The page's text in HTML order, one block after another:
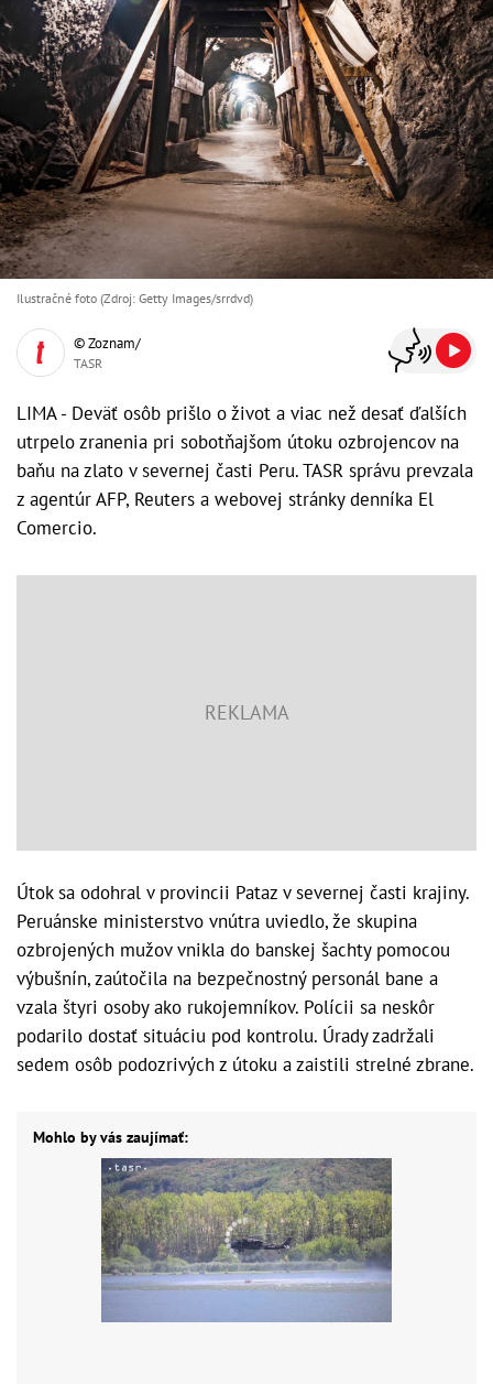
Ilustračné foto (Zdroj: Getty Images/srrdvd)
© Zoznam/
TASR
LIMA - Deväť osôb prišlo o život a viac než desať ďalších
utrpelo zranenia pri sobotňajšom útoku ozbrojencov na
baňu na zlato v severnej časti Peru. TASR správu prevzala
z agentúr AFP, Reuters a webovej stránky denníka El
Comercio.
Útok sa odohral v provincii Pataz v severnej časti krajiny.
Peruánske ministerstvo vnútra uviedlo, že skupina
ozbrojených mužov vnikla do banskej šachty pomocou
výbušnín, zaútočila na bezpečnostný personál bane a
vzala štyri osoby ako rukojemníkov. Polícii sa neskôr
podarilo dostať situáciu pod kontrolu. Úrady zadržali
sedem osôb podozrivých z útoku a zaistili strelné zbrane.
Mohlo by vás zaujímať: